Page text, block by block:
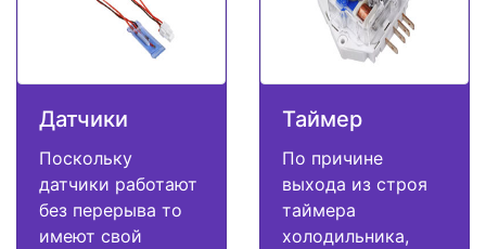
Датчики
Поскольку
датчики работают
без перерыва то
имеют свой
Таймер
По причине
выхода из строя
таймера
холодильника,